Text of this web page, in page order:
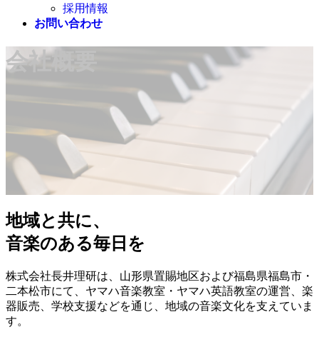
採用情報
お問い合わせ
会社概要
地域と共に、
音楽のある毎日を
株式会社長井理研は、山形県置賜地区および福島県福島市・
二本松市にて、ヤマハ音楽教室・ヤマハ英語教室の運営、楽
器販売、学校支援などを通じ、地域の音楽文化を支えていま
す。